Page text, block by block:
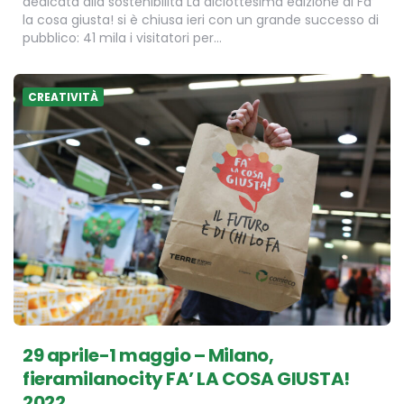
la cosa giusta! si è chiusa ieri con un grande successo di
pubblico: 41 mila i visitatori per…
CREATIVITÀ
29 aprile-1 maggio – Milano,
fieramilanocity FA’ LA COSA GIUSTA!